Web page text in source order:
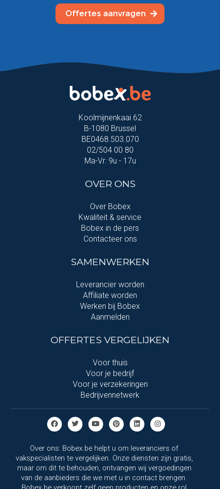
Offertes aanvragen
Koolmijnenkaai 62
B-1080 Brussel
BE0468.503.070
02/504 00 80
Ma-Vr: 9u - 17u
OVER ONS
Over Bobex
Kwaliteit & service
Bobex in de pers
Contacteer ons
SAMENWERKEN
Leverancier worden
Affiliate worden
Werken bij Bobex
Aanmelden
OFFERTES VERGELIJKEN
Voor thuis
Voor je bedrijf
Voor je verzekeringen
Bedrijvennetwerk
Over ons: Bobex.be helpt u om leveranciers of
vakspecialisten te vergelijken. Onze diensten zijn gratis,
maar om dit te behouden, ontvangen wij vergoedingen
van de aanbieders die we met u in contact brengen.